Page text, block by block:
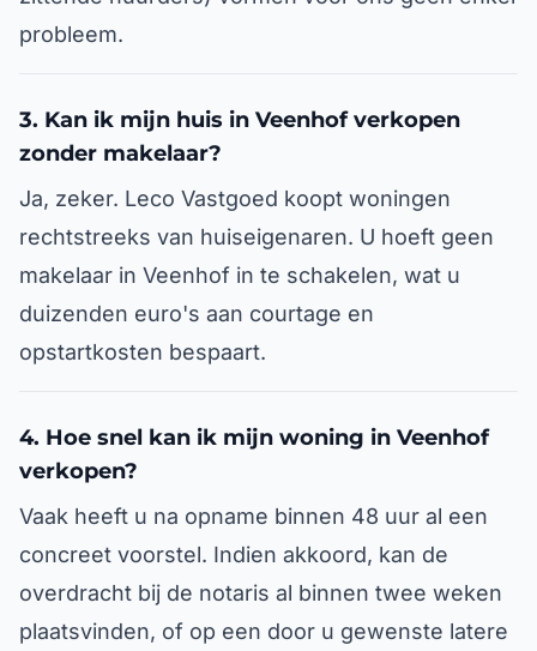
probleem.
3. Kan ik mijn huis in Veenhof verkopen
zonder makelaar?
Ja, zeker. Leco Vastgoed koopt woningen
rechtstreeks van huiseigenaren. U hoeft geen
makelaar in Veenhof in te schakelen, wat u
duizenden euro's aan courtage en
opstartkosten bespaart.
4. Hoe snel kan ik mijn woning in Veenhof
verkopen?
Vaak heeft u na opname binnen 48 uur al een
concreet voorstel. Indien akkoord, kan de
overdracht bij de notaris al binnen twee weken
plaatsvinden, of op een door u gewenste latere